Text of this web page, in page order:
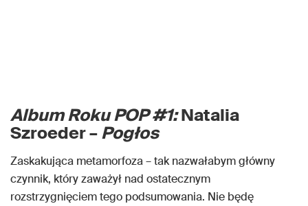
Album Roku POP #1:Natalia
Szroeder –Pogłos
Zaskakująca metamorfoza – tak nazwałabym główny
czynnik, który zaważył nad ostatecznym
rozstrzygnięciem tego podsumowania. Nie będę